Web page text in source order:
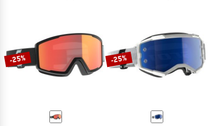
-25% -25%